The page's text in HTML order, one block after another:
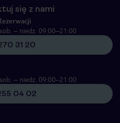
się z nami
– niedz. 09:00–21:00
31 20
– niedz. 09:00–21:00
04 02